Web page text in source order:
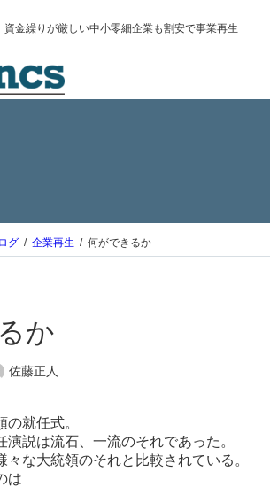
金繰りが厳しい中小零細企業も割安で事業再生
グ 企業再生 何ができるか
か
佐藤正人
就任式。
演説は流石、一流のそれであった。
々な大統領のそれと比較されている。
は